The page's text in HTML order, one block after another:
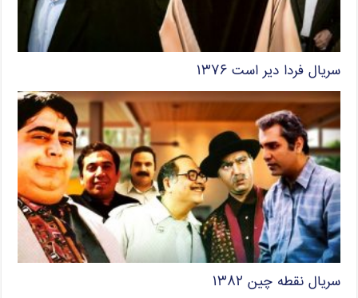
سریال فردا دیر است ۱۳۷۶
سریال نقطه چین ۱۳۸۲